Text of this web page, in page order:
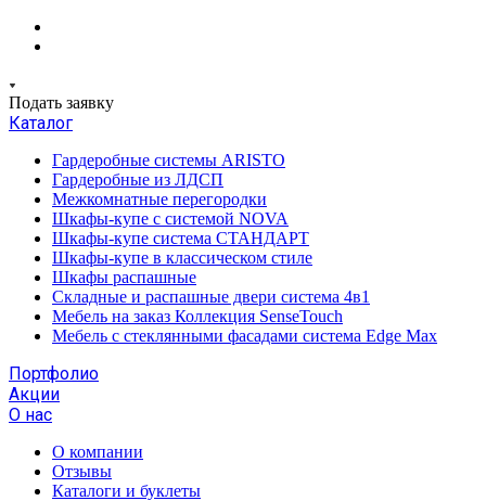
Подать заявку
Каталог
Гардеробные системы ARISTO
Гардеробные из ЛДСП
Межкомнатные перегородки
Шкафы-купе с системой NOVA
Шкафы-купе система СТАНДАРТ
Шкафы-купе в классическом стиле
Шкафы распашные
Складные и распашные двери система 4в1
Мебель на заказ Коллекция SenseTouch
Мебель с стеклянными фасадами система Edge Max
Портфолио
Акции
О нас
О компании
Отзывы
Каталоги и буклеты